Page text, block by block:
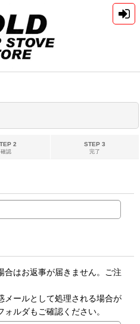
2
確認
STEP 3
完了
合はお返事が届きません。ご注
メールとして処理される場合が
ルダもご確認ください。